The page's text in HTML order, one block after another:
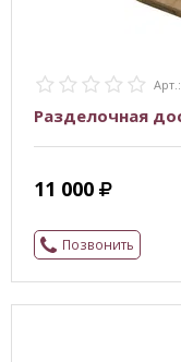
Разделочная
11 000
Позвонить